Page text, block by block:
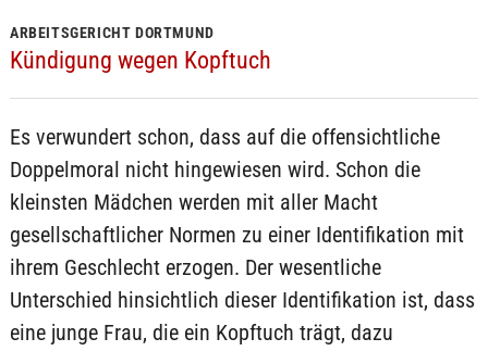
ARBEITSGERICHT DORTMUND
Kündigung wegen Kopftuch
Es verwundert schon, dass auf die offensichtliche
Doppelmoral nicht hingewiesen wird. Schon die
kleinsten Mädchen werden mit aller Macht
gesellschaftlicher Normen zu einer Identifikation mit
ihrem Geschlecht erzogen. Der wesentliche
Unterschied hinsichtlich dieser Identifikation ist, dass
eine junge Frau, die ein Kopftuch trägt, dazu